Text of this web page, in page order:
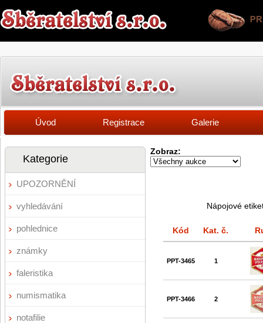
Úvod Registrace Galerie
Kategorie
UPOZORNĚNÍ
vyhledávání
pohlednice
známky
faleristika
numismatika
notafilie
Zobraz:
Nápojové
Kód Kat. č.
PPT-3465 1
PPT-3466 2